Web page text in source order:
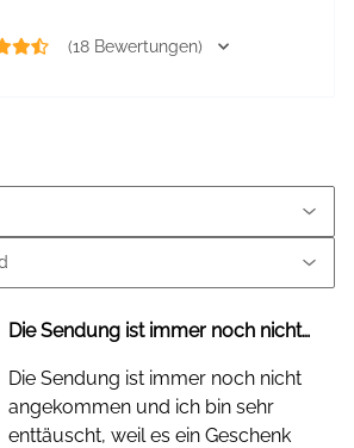
(18 Bewertungen)
Die Sendung ist immer noch nicht…
Die Sendung ist immer noch nicht
angekommen und ich bin sehr
enttäuscht, weil es ein Geschenk